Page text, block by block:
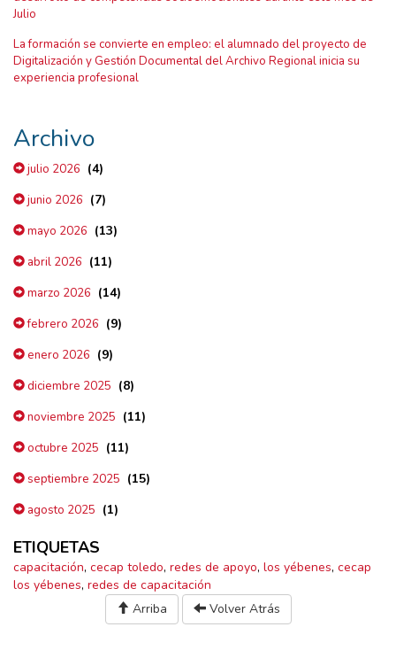
Julio
La formación se convierte en empleo: el alumnado del proyecto de
Digitalización y Gestión Documental del Archivo Regional inicia su
experiencia profesional
Archivo
julio 2026 (4)
junio 2026 (7)
mayo 2026 (13)
abril 2026 (11)
marzo 2026 (14)
febrero 2026 (9)
enero 2026 (9)
diciembre 2025 (8)
noviembre 2025 (11)
octubre 2025 (11)
septiembre 2025 (15)
agosto 2025 (1)
ETIQUETAS
capacitación, cecap toledo, redes de apoyo, los yébenes, cecap
los yébenes, redes de capacitación
Arriba
Volver Atrás